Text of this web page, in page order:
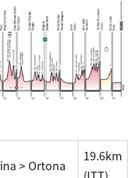
> Ortona
19.6km